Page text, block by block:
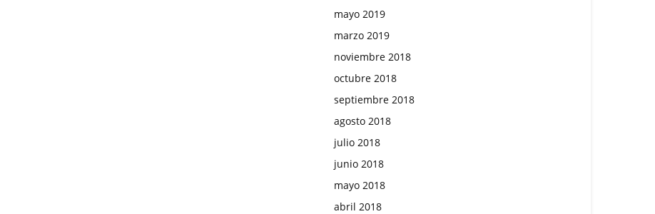
mayo 2019
marzo 2019
noviembre 2018
octubre 2018
septiembre 2018
agosto 2018
julio 2018
junio 2018
mayo 2018
abril 2018